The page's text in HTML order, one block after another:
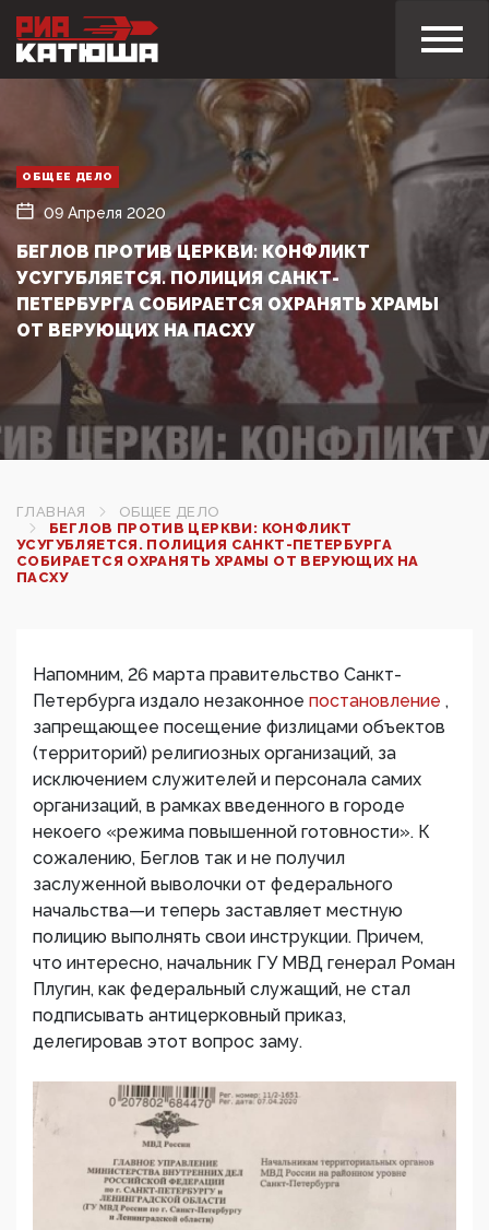
ОБЩЕЕ ДЕЛО
09 Апреля 2020
БЕГЛОВ ПРОТИВ ЦЕРКВИ: КОНФЛИКТ
УСУГУБЛЯЕТСЯ. ПОЛИЦИЯ САНКТ-
ПЕТЕРБУРГА СОБИРАЕТСЯ ОХРАНЯТЬ ХРАМЫ
ОТ ВЕРУЮЩИХ НА ПАСХУ
ГЛАВНАЯ
ОБЩЕЕ ДЕЛО
БЕГЛОВ ПРОТИВ ЦЕРКВИ: КОНФЛИКТ
УСУГУБЛЯЕТСЯ. ПОЛИЦИЯ САНКТ-ПЕТЕРБУРГА
СОБИРАЕТСЯ ОХРАНЯТЬ ХРАМЫ ОТ ВЕРУЮЩИХ НА
ПАСХУ
Напомним, 26 марта правительство Санкт-
Петербурга издало незаконное постановление ,
запрещающее посещение физлицами объектов
(территорий) религиозных организаций, за
исключением служителей и персонала самих
организаций, в рамках введенного в городе
некоего «режима повышенной готовности». К
сожалению, Беглов так и не получил
заслуженной выволочки от федерального
начальства—и теперь заставляет местную
полицию выполнять свои инструкции. Причем,
что интересно, начальник ГУ МВД генерал Роман
Плугин, как федеральный служащий, не стал
подписывать антицерковный приказ,
делегировав этот вопрос заму.